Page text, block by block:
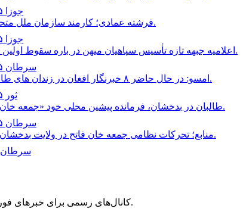
۳۱ جوزا ۱۴۰۵، ۱۹:۱۲
فرشته عمادى؛ كارمند سازمان ملل متحد در كابل كشته شد.
۱۵ جوزا ۱۴۰۵، ۲۲:۱۶
اعلاميه جبهه تازه تأسيس سپاهيان ميهن در باره سقوط اولين ولسوالى افغانستان.
۲۷ سرطان ۱۴۰۵، ۱۶:۳۶
امسو: در حال حاضر ۸ خبرنگار افغان در زندان‌ های طالبان محبوس هستند.
۲۱ ثور ۱۴۰۵، ۲۰:۰۴
طالبان در بدخشان، فرمانده پیشین محلی خود «جمعه خان» را بازداشت کردند.
۱۰ سرطان ۱۴۰۵، ۲۰:۲۴
منابع؛ تحركات نظامى جمعه خان فاتح در ولايت بدخشان افزايش يافته است.
۶ سرطان ۱۴۰۵، ۲۱:۵۰
کانال‌های رسمی برای خبرهای فوری، کلیپ‌ها و تازه‌سازی‌ها.